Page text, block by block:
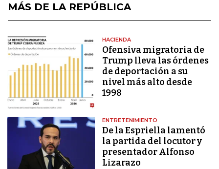
MÁS DE LA REPÚBLICA
HACIENDA
Ofensiva migratoria de
Trump lleva las órdenes
de deportación a su
nivel más alto desde
1998
ENTRETENIMIENTO
De la Espriella lamentó
la partida del locutor y
presentador Alfonso
Lizarazo